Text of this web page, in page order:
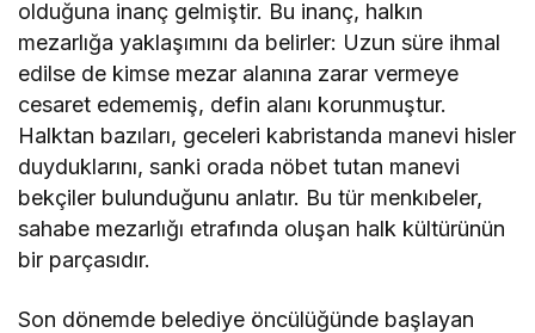
olduğuna inanç gelmiştir. Bu inanç, halkın
mezarlığa yaklaşımını da belirler: Uzun süre ihmal
edilse de kimse mezar alanına zarar vermeye
cesaret edememiş, defin alanı korunmuştur.
Halktan bazıları, geceleri kabristanda manevi hisler
duyduklarını, sanki orada nöbet tutan manevi
bekçiler bulunduğunu anlatır. Bu tür menkıbeler,
sahabe mezarlığı etrafında oluşan halk kültürünün
bir parçasıdır.
Son dönemde belediye öncülüğünde başlayan